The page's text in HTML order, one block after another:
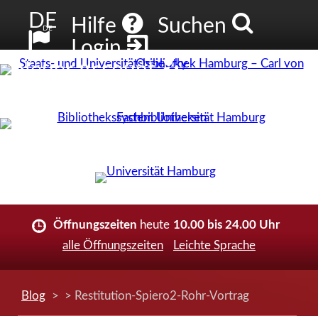
DE
DE Hilfe
Suchen
Login
Neuer Account
Öffnungszeiten heute 10.00 bis 24.00 Uhr
alle Öffnungszeiten
Leichte Sprache
Blog > > Restitution-Spiero2-Rohr-Vortrag